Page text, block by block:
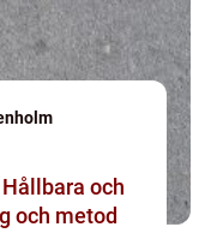
och
och metod